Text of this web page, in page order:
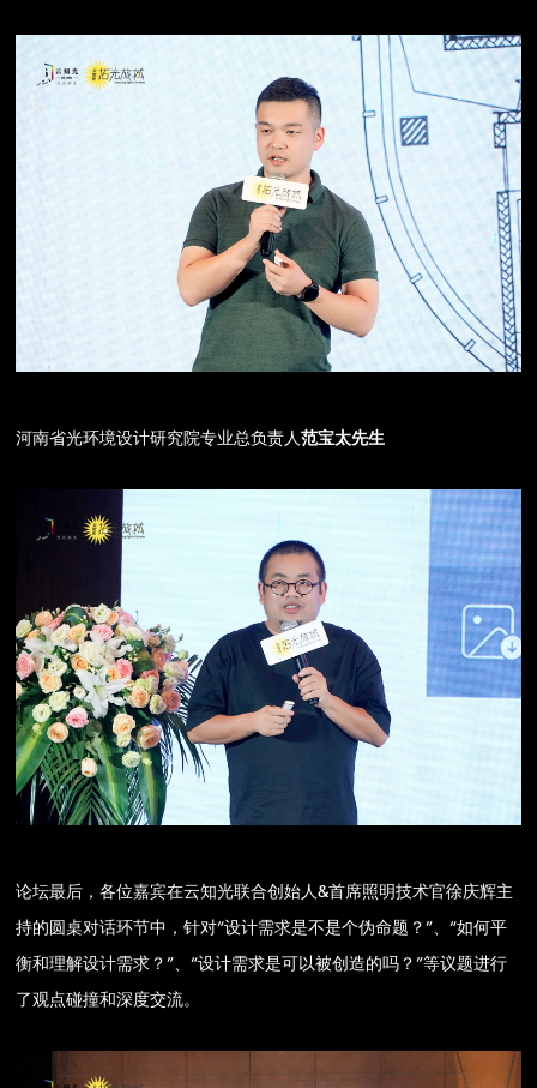
河南省光环境设计研究院专业总负责人范宝太先生
论坛最后，各位嘉宾在云知光联合创始人&首席照明技术官徐庆辉主
持的圆桌对话环节中，针对“设计需求是不是个伪命题？”、“如何平
衡和理解设计需求？”、“设计需求是可以被创造的吗？”等议题进行
了观点碰撞和深度交流。